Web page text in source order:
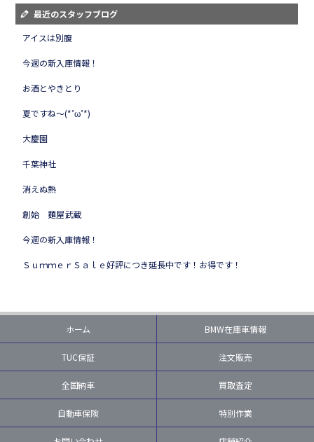
最近のスタッフブログ
アイスは別腹
今週の新入庫情報！
お酒とやきとり
夏ですね～(*’ω’*)
大慶園
千葉神社
消えぬ熱
創始 麺屋武蔵
今週の新入庫情報！
ＳｕｍｍｅｒＳａｌｅ好評につき延長中です！お得です！
ホーム BMW在庫車情報
TUC保証 注文販売
全国納車 買取査定
自動車保険 特別作業